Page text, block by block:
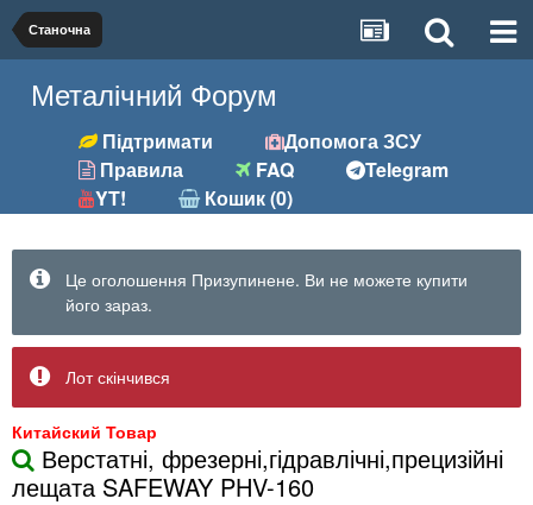
Станочна
Металічний Форум
Підтримати
Допомога ЗСУ
Правила
FAQ
Telegram
YT!
Кошик (0)
Це оголошення Призупинене. Ви не можете купити
його зараз.
Лот скінчився
Китайский Товар
Верстатні, фрезерні,гідравлічні,прецизійні
лещата SAFEWAY PHV-160